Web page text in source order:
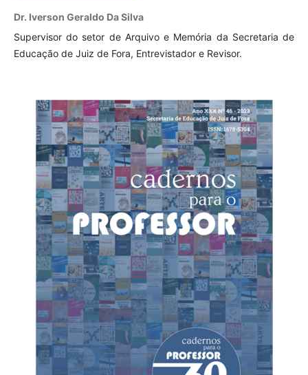
Dr. Iverson Geraldo Da Silva
Supervisor do setor de Arquivo e Memória da Secretaria de
Educação de Juiz de Fora, Entrevistador e Revisor.